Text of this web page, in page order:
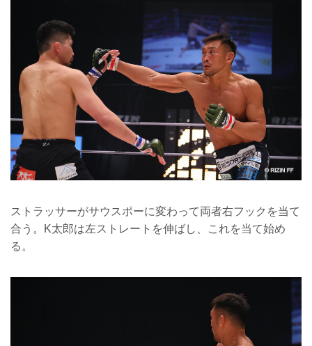
ストラッサーがサウスポーに変わって両者右フックを当て
合う。K太郎は左ストレートを伸ばし、これを当て始め
る。